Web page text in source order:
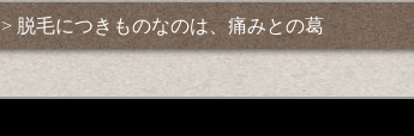
> 脱毛につきものなのは、痛みとの葛